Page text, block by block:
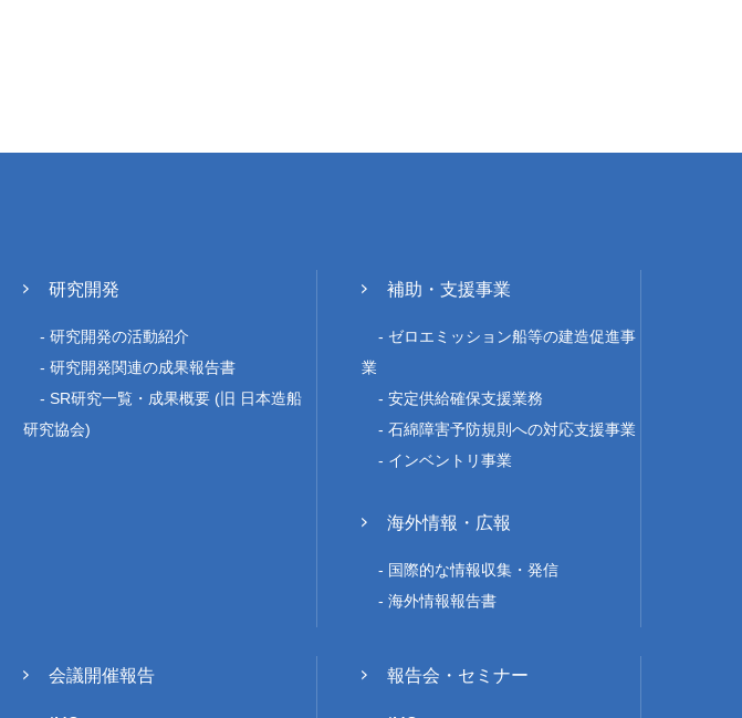
研究開発
研究開発の活動紹介
研究開発関連の成果報告書
SR研究一覧・成果概要 (旧 日本造船
研究協会)
補助・支援事業
ゼロエミッション船等の建造促進事
業
安定供給確保支援業務
石綿障害予防規則への対応支援事業
インベントリ事業
海外情報・広報
国際的な情報収集・発信
海外情報報告書
会議開催報告 報告会・セミナー